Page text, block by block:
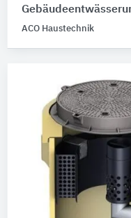
ACO Haustechnik